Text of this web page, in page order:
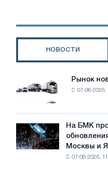
обрати
НОВОСТИ
Рынок
новых
грузовиков
в
июле
Рынок
07-08-2026,
На
БМК
произвели
На БМК
Москвы и
07-08-2026,